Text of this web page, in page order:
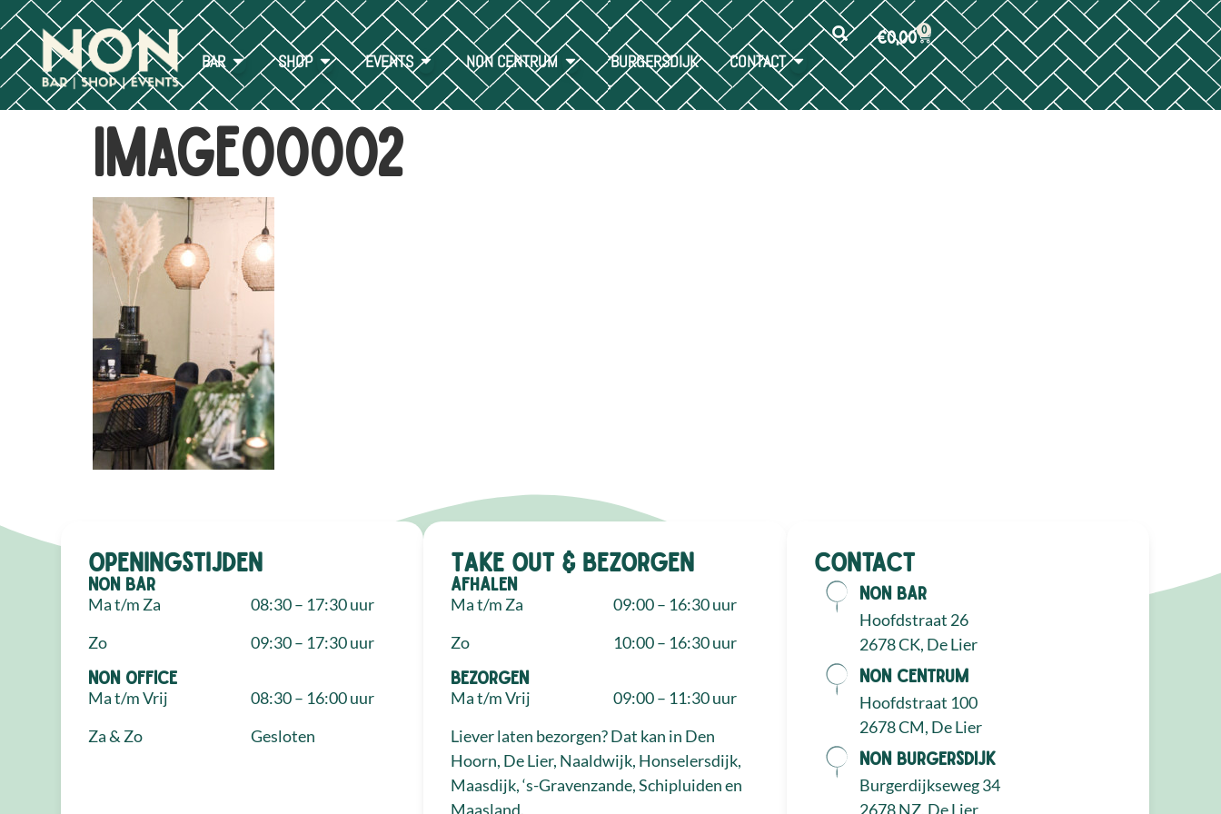
BAR SHOP EVENTS NON CENTRUM BURGERSDIJK CONTACT
€0,00 0
image00002
Openingstijden
NON Bar
Ma t/m Za
Zo
08:30 – 17:30 uur
09:30 – 17:30 uur
NON Office
Ma t/m Vrij
Za & Zo
08:30 – 16:00 uur
Gesloten
Take out & bezorgen
Afhalen
Ma t/m Za
Zo
09:00 – 16:30 uur
10:00 – 16:30 uur
Bezorgen
Ma t/m Vrij
09:00 – 11:30 uur
Liever laten bezorgen? Dat kan in Den
Hoorn, De Lier, Naaldwijk, Honselersdijk,
Maasdijk, ‘s-Gravenzande, Schipluiden en
Maasland.
Contact
NON Bar
Hoofdstraat 26
2678 CK, De Lier
NON Centrum
Hoofdstraat 100
2678 CM, De Lier
NON Burgersdijk
Burgerdijkseweg 34
2678 NZ, De Lier